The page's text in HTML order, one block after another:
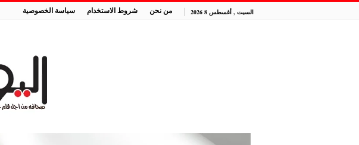
السبت , أغسطس 8 2026 من نحن شروط الاستخدام سياسة الخصوصية